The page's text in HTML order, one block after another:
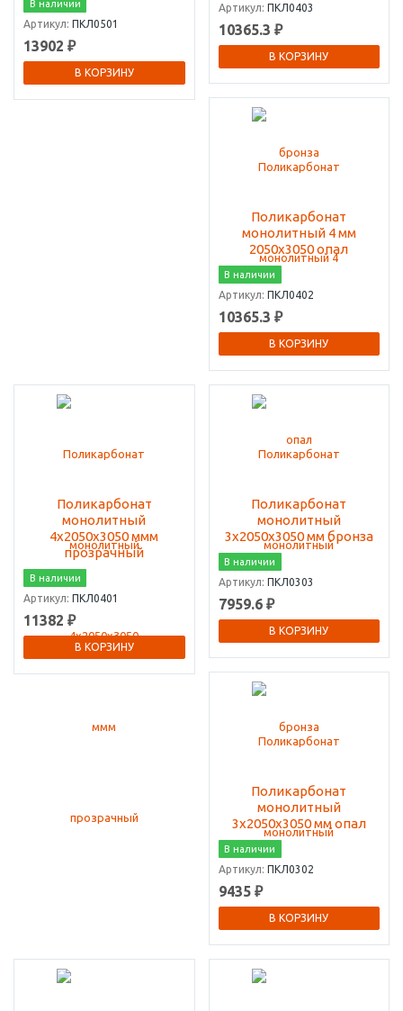
В наличии
Артикул: ПКЛ0501
13902 ₽
В КОРЗИНУ
Артикул: ПКЛ0403
10365.3 ₽
В КОРЗИНУ
Поликарбонат
монолитный 4 мм
2050х3050 опал
В наличии
Артикул: ПКЛ0402
10365.3 ₽
В КОРЗИНУ
Поликарбонат
монолитный
4х2050х3050 ммм
прозрачный
В наличии
Артикул: ПКЛ0401
11382 ₽
В КОРЗИНУ
Поликарбонат
монолитный
3х2050х3050 мм бронза
В наличии
Артикул: ПКЛ0303
7959.6 ₽
В КОРЗИНУ
Поликарбонат
монолитный
3х2050х3050 мм опал
В наличии
Артикул: ПКЛ0302
9435 ₽
В КОРЗИНУ